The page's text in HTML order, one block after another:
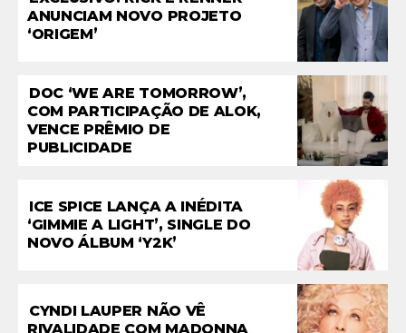
ANUNCIAM NOVO PROJETO
‘ORIGEM’
DOC ‘WE ARE TOMORROW’,
COM PARTICIPAÇÃO DE ALOK,
VENCE PRÊMIO DE
PUBLICIDADE
ICE SPICE LANÇA A INÉDITA
‘GIMMIE A LIGHT’, SINGLE DO
NOVO ÁLBUM ‘Y2K’
CYNDI LAUPER NÃO VÊ
RIVALIDADE COM MADONNA